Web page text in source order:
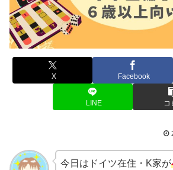
X Facebook
LINE コ
今日はドイツ在住・K家が